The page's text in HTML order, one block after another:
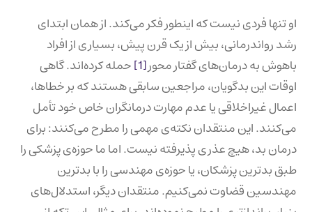
او تنها فردی نیست که اینطور فکر می‌کند. از همان ابتدای
رشد رواندرمانی، بیش از یک قرن پیش، بسیاری از افراد
باهوش به درمان‌های گفتار محور[1] حمله کرده‌اند. گاهی
اوقات این بدگویان، مراجعین سابقی هستند که بر خطاها،
اعمال غیراخلاقی یا عدم مهارت درمانگران خاص خود تأمل
می‌کنند. این منتقدان نکته‌ی مهمی را مطرح می‌کنند: برای
درمان بد، هیچ عذری پذیرفته نیست. اما ما حوزه‌ی پزشکی را
طبق بدترین پزشکان، یا حوزه‌ی مهندسی را با بدترین
مهندسین قضاوت نمی‌کنیم. منتقدان دیگر، استدلال‌های